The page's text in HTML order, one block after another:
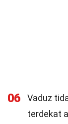
06
Vaduz
terdekat